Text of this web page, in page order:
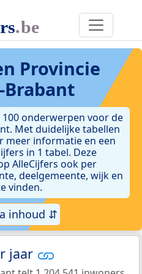
Provincie
Brabant
onderwerpen voor de
Met duidelijke tabellen
meer informatie en een
in 1 tabel. Deze
AlleCijfers ook per
deelgemeente, wijk en
vinden.
inhoud ⇵
jaar